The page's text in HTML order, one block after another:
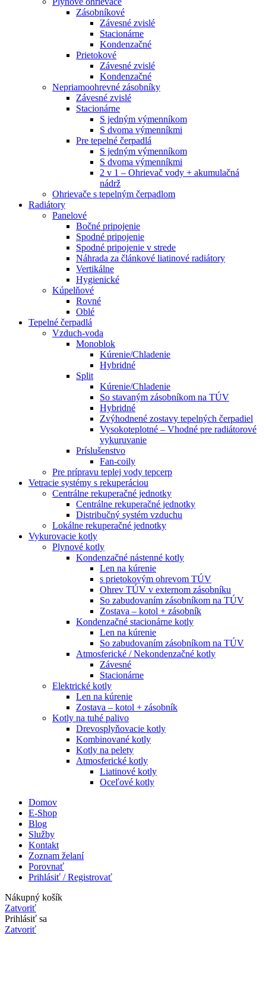
Zásobníkové
Závesné zvislé
Stacionárne
Kondenzačné
Prietokové
Závesné zvislé
Kondenzačné
Nepriamoohrevné zásobníky
Závesné zvislé
Stacionárne
S jedným výmenníkom
S dvoma výmenníkmi
Pre tepelné čerpadlá
S jedným výmenníkom
S dvoma výmenníkmi
2 v 1 – Ohrievač vody + akumulačná
nádrž
Ohrievače s tepelným čerpadlom
Radiátory
Panelové
Bočné pripojenie
Spodné pripojenie
Spodné pripojenie v strede
Náhrada za článkové liatinové radiátory
Vertikálne
Hygienické
Kúpelňové
Rovné
Oblé
Tepelné čerpadlá
Vzduch-voda
Monoblok
Kúrenie/Chladenie
Hybridné
Split
Kúrenie/Chladenie
So stavaným zásobníkom na TÚV
Hybridné
Zvýhodnené zostavy tepelných čerpadiel
Vysokoteplotné – Vhodné pre radiátorové
vykuruvanie
Príslušenstvo
Fan-coily
Pre prípravu teplej vody tepcerp
Vetracie systémy s rekuperáciou
Centrálne rekuperačné jednotky
Centrálne rekuperačné jednotky
Distribučný systém vzduchu
Lokálne rekuperačné jednotky
Vykurovacie kotly
Plynové kotly
Kondenzačné nástenné kotly
Len na kúrenie
s prietokovým ohrevom TÚV
Ohrev TÚV v externom zásobníku
So zabudovaním zásobníkom na TÚV
Zostava – kotol + zásobník
Kondenzačné stacionárne kotly
Len na kúrenie
So zabudovaním zásobníkom na TÚV
Atmosferické / Nekondenzačné kotly
Závesné
Stacionárne
Elektrické kotly
Len na kúrenie
Zostava – kotol + zásobník
Kotly na tuhé palivo
Drevosplyňovacie kotly
Kombinované kotly
Kotly na pelety
Atmosferické kotly
Liatinové kotly
Oceľové kotly
Domov
E-Shop
Blog
Služby
Kontakt
Zoznam želaní
Porovnať
Prihlásiť / Registrovať
Nákupný košík
Zatvoriť
Prihlásiť sa
Zatvoriť